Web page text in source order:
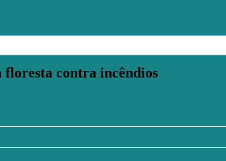
floresta contra incêndios